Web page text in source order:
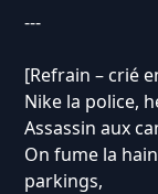
---
[Refrain – crié
Nike la police,
Assassin aux
On fume la
parkings,